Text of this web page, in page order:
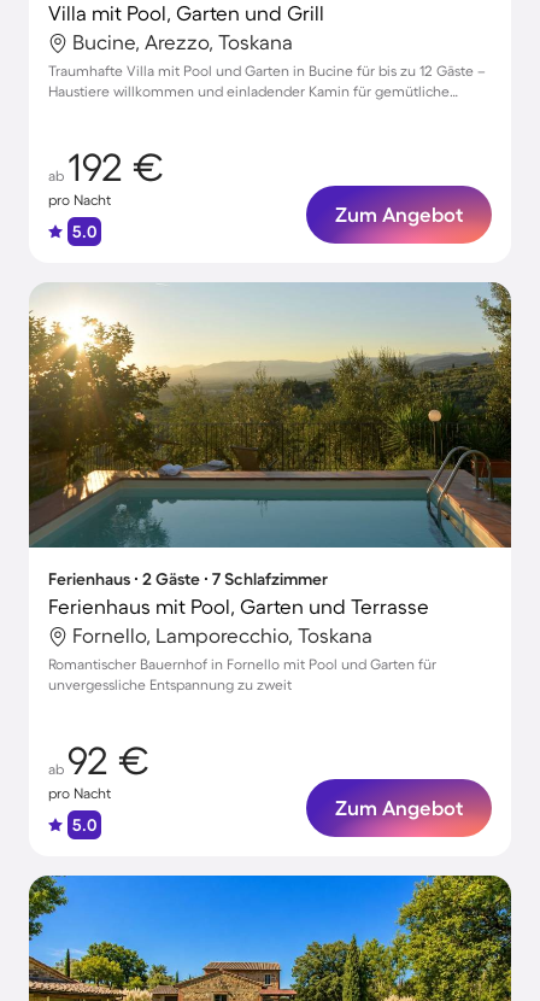
Villa mit Pool, Garten und Grill
Bucine, Arezzo, Toskana
Traumhafte Villa mit Pool und Garten in Bucine für bis zu 12 Gäste –
Haustiere willkommen und einladender Kamin für gemütliche
ab 192 €
pro Nacht
5.0
Zum Angebot
Ferienhaus ∙ 2 Gäste ∙ 7 Schlafzimmer
Ferienhaus mit Pool, Garten und Terrasse
Fornello, Lamporecchio, Toskana
Romantischer Bauernhof in Fornello mit Pool und Garten für
unvergessliche Entspannung zu zweit
ab 92 €
pro Nacht
5.0
Zum Angebot